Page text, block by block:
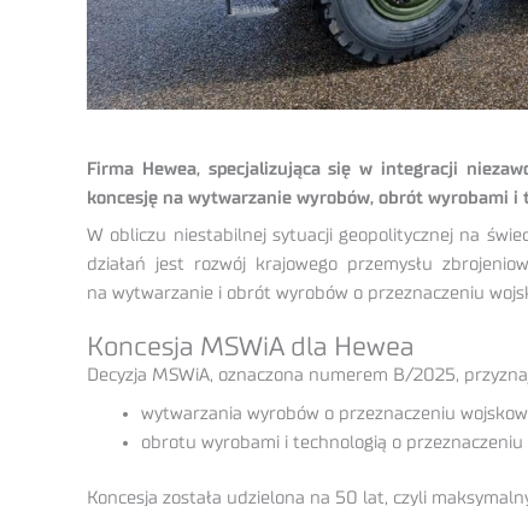
Firma Hewea, specjalizująca się w integracji
koncesję na wytwarzanie wyrobów, obrót wyrobami
W obliczu niestabilnej sytuacji geopolitycznej na
działań jest rozwój krajowego przemysłu
na wytwarzanie i obrót wyrobów o przeznaczeniu
Koncesja MSWiA dla Hewea
Decyzja MSWiA, oznaczona numerem B/2025,
wytwarzania wyrobów o przeznaczeniu
obrotu wyrobami i technologią o
Koncesja została udzielona na 50 lat, czyli